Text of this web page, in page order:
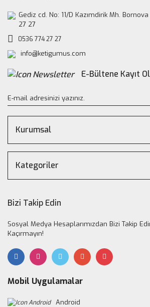
Gediz cd. No: 11/D Kazımdirik Mh.
27 27
0536 774 27 27
info@ketigumus.com
E-Bültene Kayıt Ol
Kurumsal
Kategoriler
Bizi Takip Edin
Sosyal Medya Hesaplarımızdan Bizi Takip
Kaçırmayın!
Mobil Uygulamalar
Android